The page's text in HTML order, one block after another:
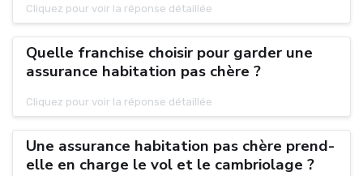
Cliquez pour voir la réponse détaillée
Quelle franchise choisir pour garder une
assurance habitation pas chère ?
Cliquez pour voir la réponse détaillée
Une assurance habitation pas chère prend-
elle en charge le vol et le cambriolage ?